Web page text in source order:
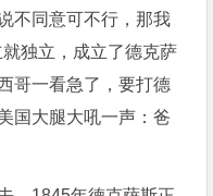
不同意可不行，那我
独立，成立了德克萨
哥一看急了，要打德
国大腿大吼一声：爸